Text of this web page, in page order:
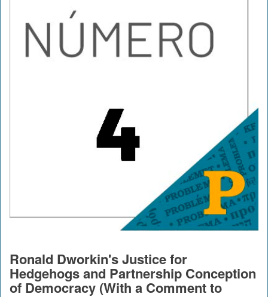
Ronald Dworkin's Justice for
Hedgehogs and Partnership Conception
of Democracy (With a Comment to